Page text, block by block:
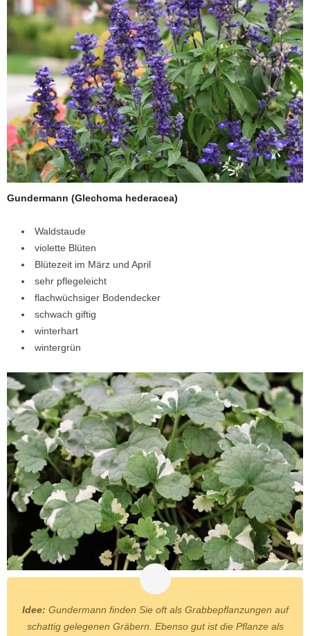
Gundermann (Glechoma hederacea)
Waldstaude
violette Blüten
Blütezeit im März und April
sehr pflegeleicht
flachwüchsiger Bodendecker
schwach giftig
winterhart
wintergrün
Idee: Gundermann finden Sie oft als Grabbepflanzungen auf
schattig gelegenen Gräbern. Ebenso gut ist die Pflanze als